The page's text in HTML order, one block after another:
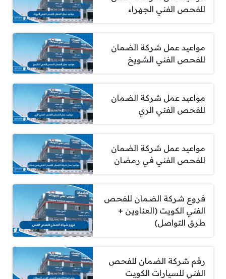
للفحص الفني الجهراء
مواعيد عمل شركة الضمان
للفحص الفني الشويخ
مواعيد عمل شركة الضمان
للفحص الفني الري
مواعيد عمل شركة الضمان
للفحص الفني في رمضان
فروع شركة الضمان للفحص
الفني الكويت (العناوين +
طرق التواصل)
رقم شركة الضمان للفحص
الفني للسيارات الكويت